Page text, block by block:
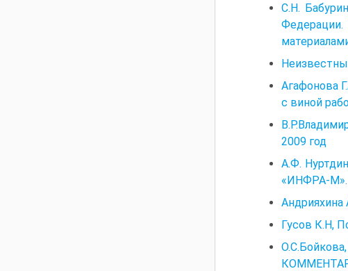
С.Н.
Федерации.
Агафонова
с виной
2009 год
А.Ф.
«ИНФРА-М».
Андрияхина
Гусов К.Н,